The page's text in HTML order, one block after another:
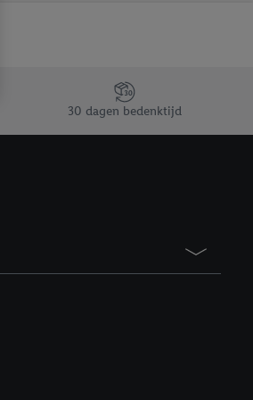
30 dagen bedenktijd